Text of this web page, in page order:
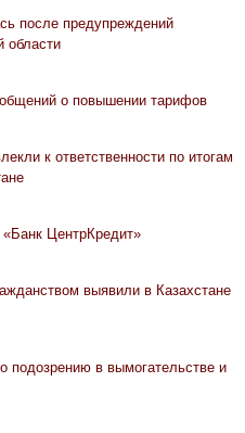
после предупреждений
области
о повышении тарифов
к ответственности по итогам
ЦентрКредит»
выявили в Казахстане
подозрению в вымогательстве и